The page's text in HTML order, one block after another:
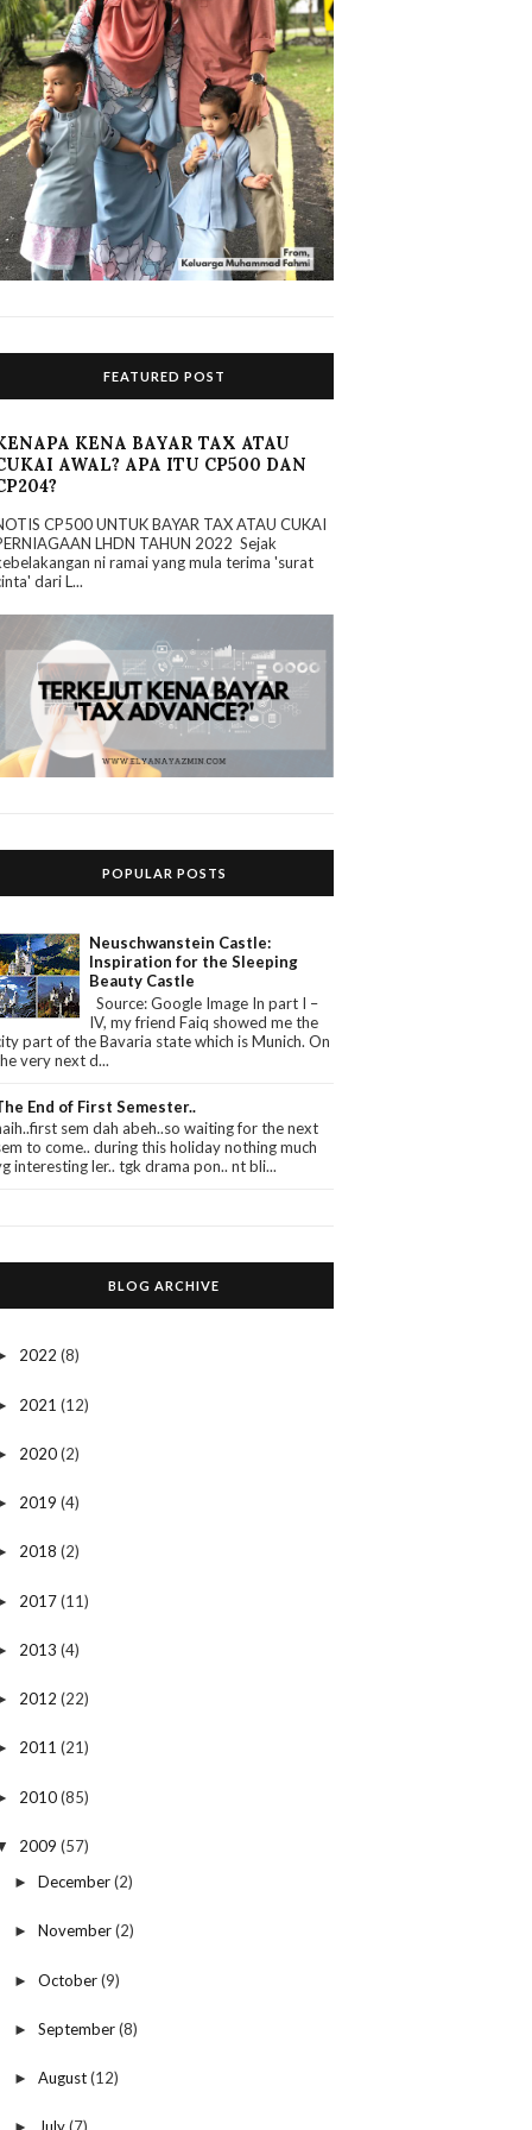
FEATURED POST
KENA BAYAR TAX ATAU
AWAL? APA ITU CP500 DAN
CP500 UNTUK BAYAR TAX ATAU CUKAI
LHDN TAHUN 2022 Sejak
ni ramai yang mula terima 'surat
dari L...
POPULAR POSTS
Neuschwanstein Castle:
Inspiration for the Sleeping
Beauty Castle
Source: Google Image In part I –
IV, my friend Faiq showed me the
part of the Bavaria state which is Munich. On
very next d...
End of First Semester..
sem dah abeh..so waiting for the next
to come.. during this holiday nothing much
interesting ler.. tgk drama pon.. nt bli...
BLOG ARCHIVE
2022(8)
2021(12)
2020(2)
2019(4)
2018(2)
2017(11)
2013(4)
2012(22)
2011(21)
2010(85)
2009(57)
► December(2)
► November(2)
► October(9)
► September(8)
► August(12)